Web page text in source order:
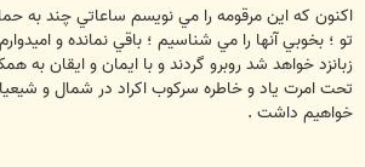
اكنون كه اين مرقومه را مي نويسم ساعاتي چند به
تو ؛ بخوبي آنها را مي شناسيم ؛ باقي نمانده و
زبانزد خواهد شد روبرو گردند و با ايمان و ايقان به
تحت امرت ياد و خاطره سركوب اكراد در شمال و
خواهيم داشت .